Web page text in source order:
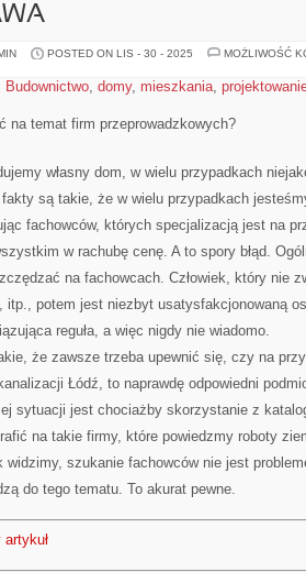
POSTED ON LIS - 30 - 2025
MOŻLIWOŚĆ
Budownictwo, domy, mieszkania,
na temat firm przeprowadzkowych?
własny dom, w wielu przypadkach
są takie, że w wielu przypadkach
fachowców, których specjalizacją jest na
w rachubę cenę. A to spory błąd.
na fachowcach. Człowiek, który nie
itp., potem jest niezbyt usatysfakcjonowaną
reguła, a więc nigdy nie wiadomo.
że zawsze trzeba upewnić się, czy na
Łódź, to naprawdę odpowiedni
sytuacji jest chociażby skorzystanie z
na takie firmy, które powiedzmy roboty
widzimy, szukanie fachowców nie jest
do tego tematu. To akurat pewne.
artykuł